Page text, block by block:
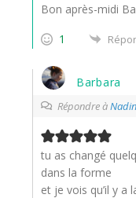
Bon après-midi
1
Barbara
Répondre à
tu as changé
dans la forme
et je vois qu’il y a